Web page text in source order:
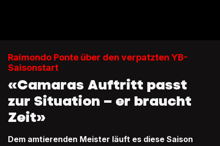
Raimondo Ponte über den verpatzten YB-
Saisonstart
«Camaras Auftritt passt
zur Situation – er braucht
Zeit»
Dem amtierenden Meister läuft es diese Saison